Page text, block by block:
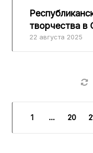
творчества
22 августа 2025
1 ... 20